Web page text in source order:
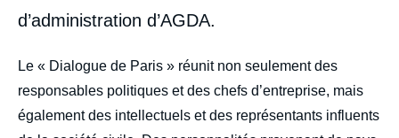
d’administration d’AGDA.
body
Le « Dialogue de Paris » réunit non seulement des
responsables politiques et des chefs d’entreprise, mais
également des intellectuels et des représentants influents